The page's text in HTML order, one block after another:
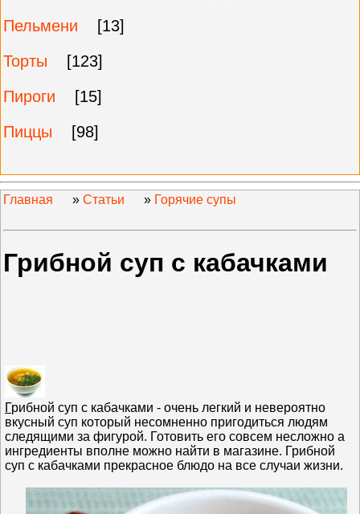
Пельмени
[13]
Торты
[123]
Пироги
[15]
Пиццы
[98]
Главная » Статьи » Горячие супы
Грибной суп с кабачками
Грибной суп с кабачками - очень легкий и невероятно
вкусный суп который несомненно пригодиться людям
следящими за фигурой. Готовить его совсем несложно а
ингредиенты вполне можно найти в магазине. Грибной
суп с кабачками прекрасное блюдо на все случаи жизни.